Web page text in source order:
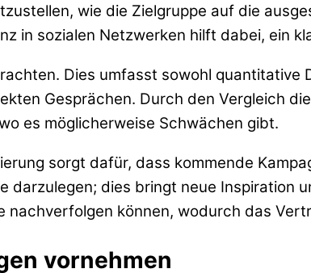
wie die Zielgruppe auf die
in sozialen Netzwerken hilft dabei, ein
Dies umfasst sowohl quantitative
Gesprächen. Durch den Vergleich
es möglicherweise Schwächen gibt.
sorgt dafür, dass kommende
darzulegen; dies bringt neue Inspiration
können, wodurch das
vornehmen